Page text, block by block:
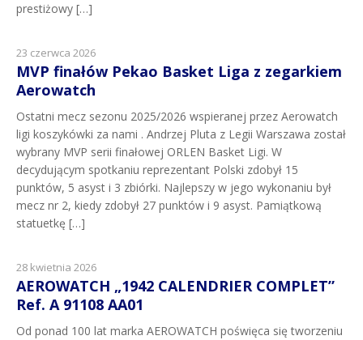
prestiżowy […]
23 czerwca 2026
MVP finałów Pekao Basket Liga z zegarkiem
Aerowatch
Ostatni mecz sezonu 2025/2026 wspieranej przez Aerowatch
ligi koszykówki za nami . Andrzej Pluta z Legii Warszawa został
wybrany MVP serii finałowej ORLEN Basket Ligi. W
decydującym spotkaniu reprezentant Polski zdobył 15
punktów, 5 asyst i 3 zbiórki. Najlepszy w jego wykonaniu był
mecz nr 2, kiedy zdobył 27 punktów i 9 asyst. Pamiątkową
statuetkę […]
28 kwietnia 2026
AEROWATCH „1942 CALENDRIER COMPLET”
Ref. A 91108 AA01
Od ponad 100 lat marka AEROWATCH poświęca się tworzeniu